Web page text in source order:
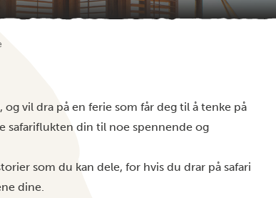
vil dra på en ferie som får deg til å tenke på
safariflukten din til noe spennende og
som du kan dele, for hvis du drar på safari
dine.